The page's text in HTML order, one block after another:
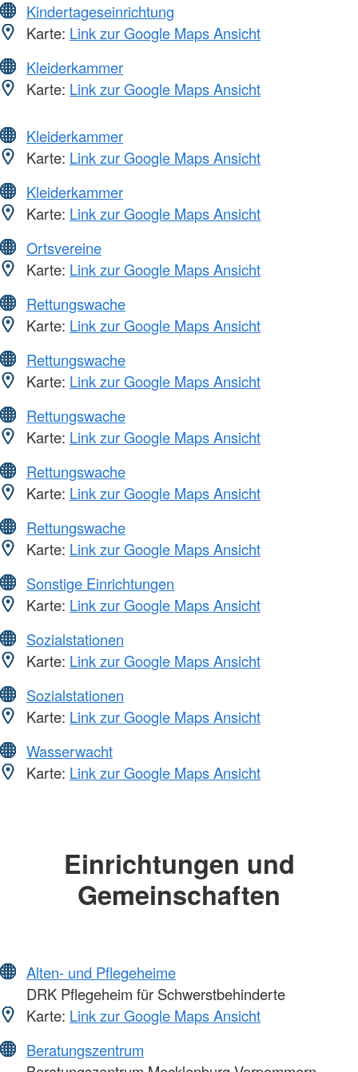
Kindertageseinrichtung
Karte: Link zur Google Maps Ansicht
Kleiderkammer
Karte: Link zur Google Maps Ansicht
Kleiderkammer
Karte: Link zur Google Maps Ansicht
Kleiderkammer
Karte: Link zur Google Maps Ansicht
Ortsvereine
Karte: Link zur Google Maps Ansicht
Rettungswache
Karte: Link zur Google Maps Ansicht
Rettungswache
Karte: Link zur Google Maps Ansicht
Rettungswache
Karte: Link zur Google Maps Ansicht
Rettungswache
Karte: Link zur Google Maps Ansicht
Rettungswache
Karte: Link zur Google Maps Ansicht
Sonstige Einrichtungen
Karte: Link zur Google Maps Ansicht
Sozialstationen
Karte: Link zur Google Maps Ansicht
Sozialstationen
Karte: Link zur Google Maps Ansicht
Wasserwacht
Karte: Link zur Google Maps Ansicht
Einrichtungen und
Gemeinschaften
Alten- und Pflegeheime
DRK Pflegeheim für Schwerstbehinderte
Karte: Link zur Google Maps Ansicht
Beratungszentrum